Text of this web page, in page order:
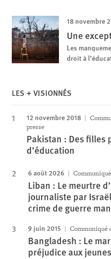
18 novembre
Une
Les
droit à
LES + VISIONNÉS
12 novembre 2018
presse
Pakistan : Des filles
d’éducation
6 août 2026
Liban : Le meurtre
journaliste par
crime de guerre
9 juin 2015 Communiqué
Bangladesh : Le
préjudice aux